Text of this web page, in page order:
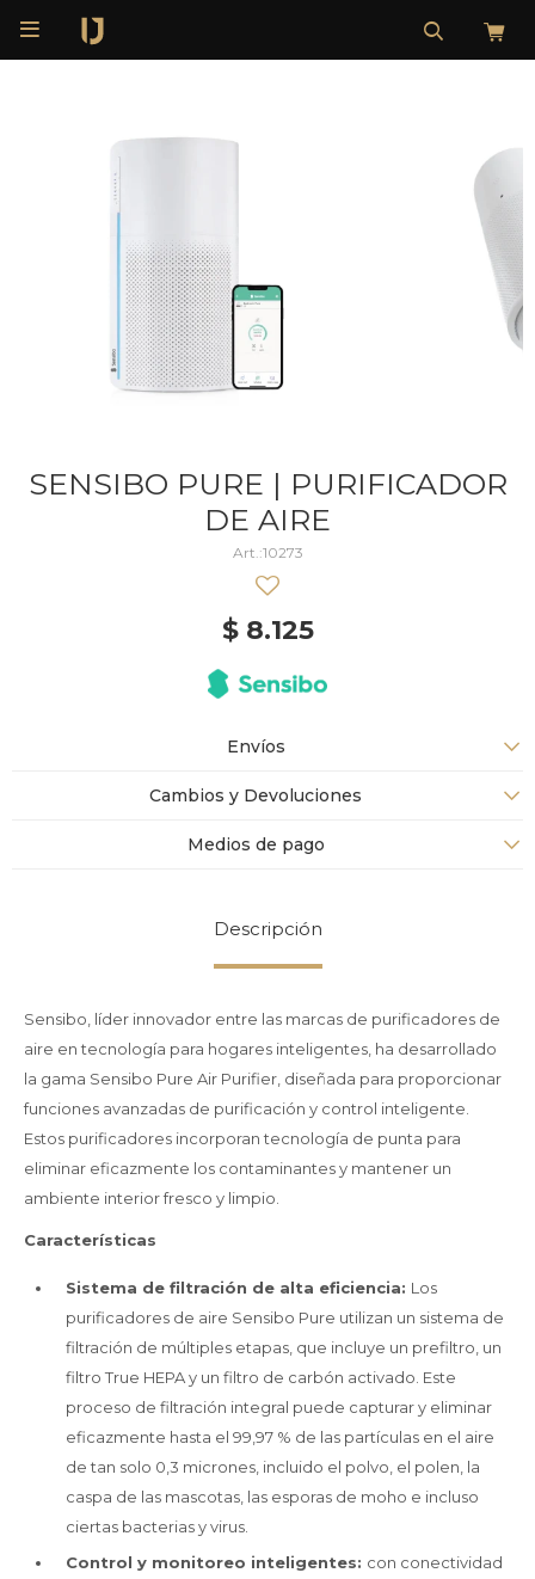

SENSIBO PURE | PURIFICADOR
DE AIRE
10273
$ 8.125
Envíos
Cambios y Devoluciones
Medios de pago
Descripción
Sensibo, líder innovador entre las marcas de purificadores de
aire en tecnología para hogares inteligentes, ha desarrollado
la gama Sensibo Pure Air Purifier, diseñada para proporcionar
funciones avanzadas de purificación y control inteligente.
Estos purificadores incorporan tecnología de punta para
eliminar eficazmente los contaminantes y mantener un
ambiente interior fresco y limpio.
Características
Sistema de filtración de alta eficiencia: Los
purificadores de aire Sensibo Pure utilizan un sistema de
filtración de múltiples etapas, que incluye un prefiltro, un
filtro True HEPA y un filtro de carbón activado. Este
proceso de filtración integral puede capturar y eliminar
eficazmente hasta el 99,97 % de las partículas en el aire
de tan solo 0,3 micrones, incluido el polvo, el polen, la
caspa de las mascotas, las esporas de moho e incluso
ciertas bacterias y virus.
Control y monitoreo inteligentes: con conectividad